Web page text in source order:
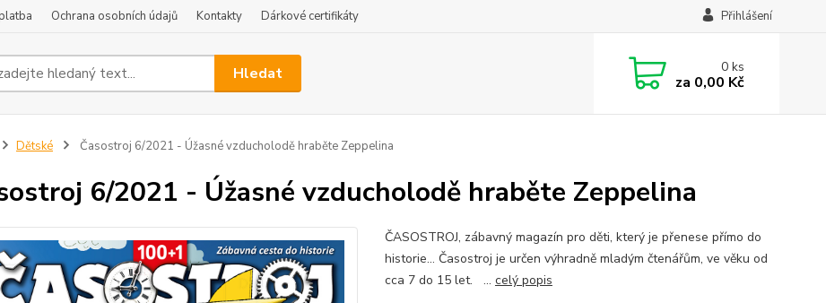
Ochrana osobních údajů Kontakty Dárkové certifikáty Přihlášení
Hledat 0ks
za 0,00 Kč
Dětské Časostroj 6/2021 - Úžasné vzducholodě hraběte Zeppelina
6/2021 - Úžasné vzducholodě hraběte Zeppelina
ČASOSTROJ, zábavný magazín pro děti, který je přenese přímo do
historie... Časostroj je určen výhradně mladým čtenářům, ve věku od
cca 7 do 15 let. ... celý popis